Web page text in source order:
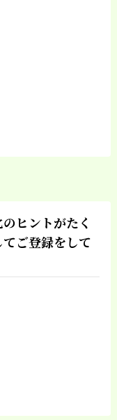
ヒントがたく
ご登録をして